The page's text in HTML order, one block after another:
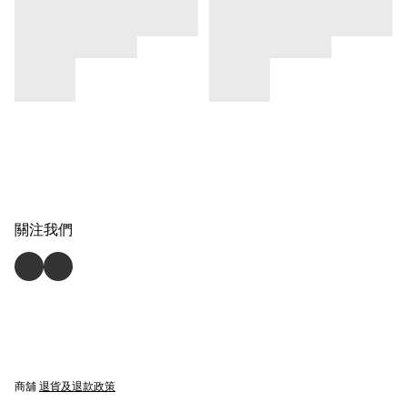
關注我們
商舖 退貨及退款政策